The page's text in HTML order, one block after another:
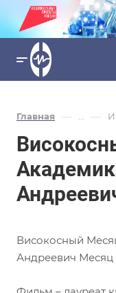
Главная — ... —
Високосный
Андреевич Месяц